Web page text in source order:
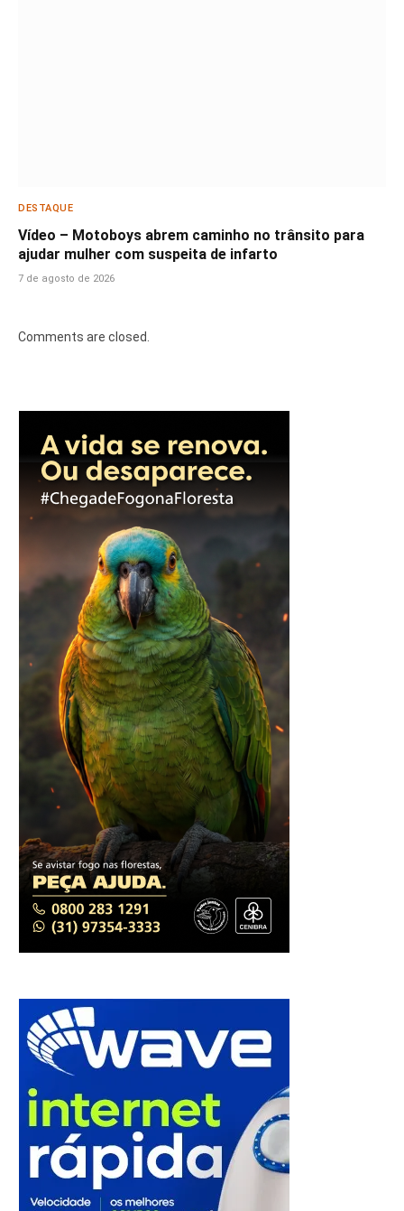
DESTAQUE
Vídeo – Motoboys abrem caminho no trânsito para
ajudar mulher com suspeita de infarto
7 de agosto de 2026
Comments are closed.